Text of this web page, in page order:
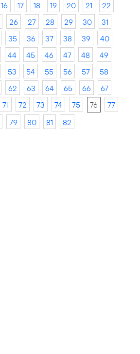
16 17 18 19 20 21
22
26 27 28 29 30
31
35 36 37 38 39
40
44 45 46 47 48
49
53 54 55 56 57
58
62 63 64 65 66
67
71 72 73 74 75 76
77
79 80 81 82